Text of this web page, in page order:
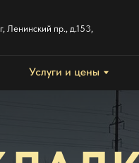
пр., д.153, Пн-